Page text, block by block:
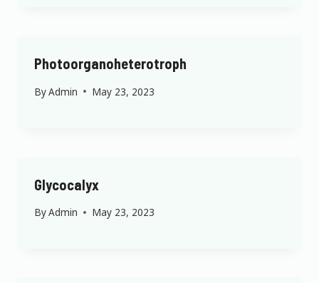
Photoorganoheterotroph
ByAdmin May 23, 2023
Glycocalyx
ByAdmin May 23, 2023